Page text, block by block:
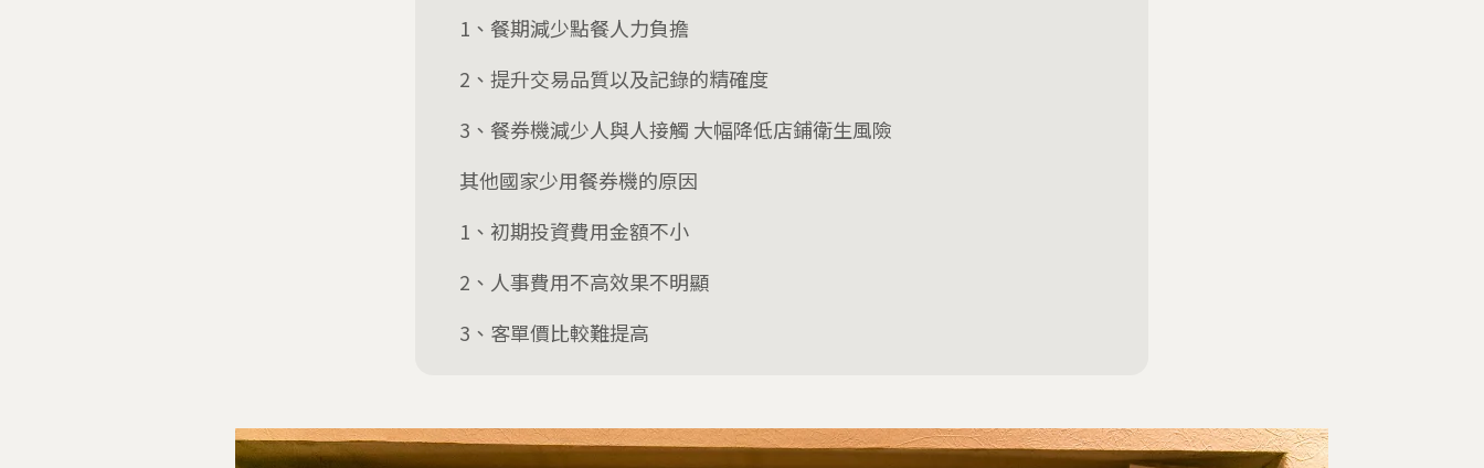
1、餐期減少點餐人力負擔
2、提升交易品質以及記錄的精確度
3、餐券機減少人與人接觸 大幅降低店鋪衛生風險
其他國家少用餐券機的原因
1、初期投資費用金額不小
2、人事費用不高效果不明顯
3、客單價比較難提高